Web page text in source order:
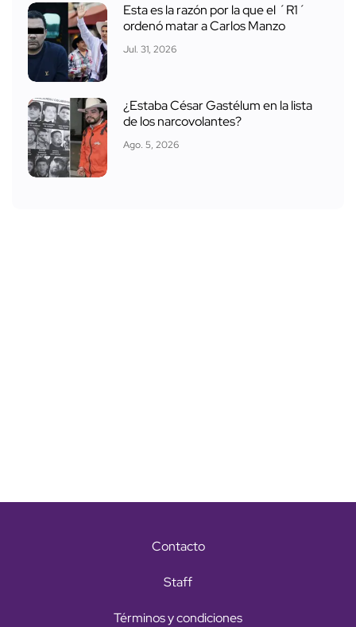
Esta es la razón por la que el ´R1´
ordenó matar a Carlos Manzo
Jul. 31, 2026
¿Estaba César Gastélum en la lista
de los narcovolantes?
Ago. 5, 2026
Contacto
Staff
Términos y condiciones